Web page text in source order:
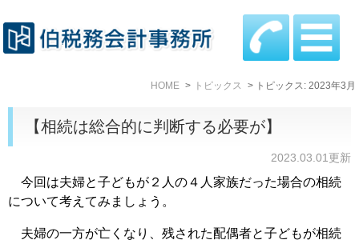
HOME トピックス トピックス: 2023年3月
【相続は総合的に判断する必要が】
2023.03.01更新
今回は夫婦と子どもが２人の４人家族だった場合の相続
について考えてみましょう。
夫婦の一方が亡くなり、残された配偶者と子どもが相続